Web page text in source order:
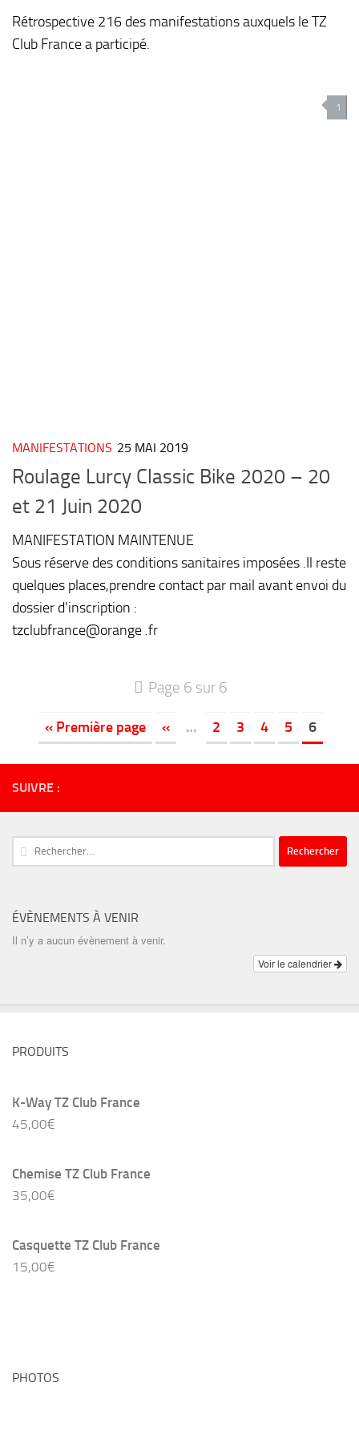
Rétrospective 216 des manifestations auxquels le TZ
Club France a participé.
1
MANIFESTATIONS 25 MAI 2019
Roulage Lurcy Classic Bike 2020 – 20
et 21 Juin 2020
MANIFESTATION MAINTENUE
Sous réserve des conditions sanitaires imposées .Il reste
quelques places,prendre contact par mail avant envoi du
dossier d’inscription :
tzclubfrance@orange .fr
Page 6 sur 6
« Première page « … 2 3 4 5 6
SUIVRE :
Rechercher :
ÉVÈNEMENTS À VENIR
Il n’y a aucun évènement à venir.
Voir le calendrier
PRODUITS
K-Way TZ Club France
45,00€
Chemise TZ Club France
35,00€
Casquette TZ Club France
15,00€
PHOTOS